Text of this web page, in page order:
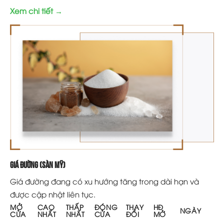
Xem chi tiết →
Giá đường (sàn Mỹ)
Giá đường đang có xu hướng tăng trong dài hạn và
được cập nhật liên tục.
MỞ
CỬA
CAO
NHẤT
THẤP
NHẤT
ĐÓNG
CỬA
THAY
ĐỔI
HĐ
MỞ
NGÀY